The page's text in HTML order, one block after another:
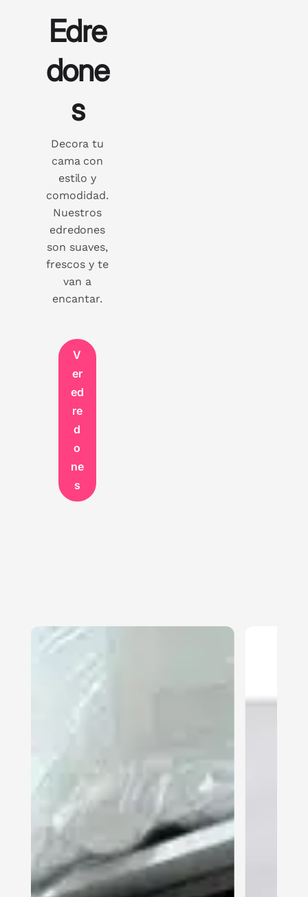
Edre
done
s
Decora tu
cama con
estilo y
comodidad.
Nuestros
edredones
son suaves,
frescos y te
van a
encantar.
V
er
ed
re
d
o
ne
s